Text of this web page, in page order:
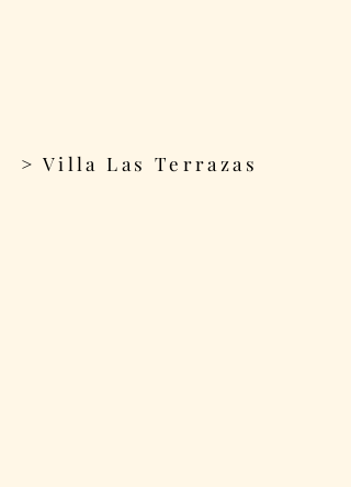
> Villa Las Terrazas